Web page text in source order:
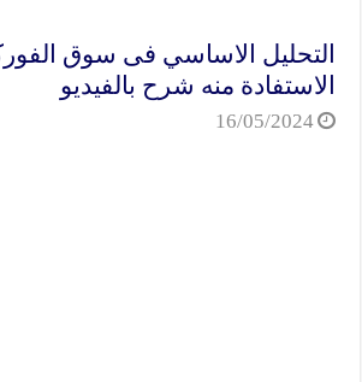
التحليل الاساسي فى سوق
الاستفادة منه شرح بالفيديو
16/05/2024